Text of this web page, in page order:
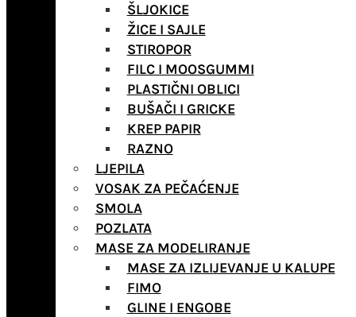
ŠLJOKICE
ŽICE I SAJLE
STIROPOR
FILC I MOOSGUMMI
PLASTIČNI OBLICI
BUŠAČI I GRICKE
KREP PAPIR
RAZNO
LJEPILA
VOSAK ZA PEČAĆENJE
SMOLA
POZLATA
MASE ZA MODELIRANJE
MASE ZA IZLIJEVANJE U KALUPE
FIMO
GLINE I ENGOBE